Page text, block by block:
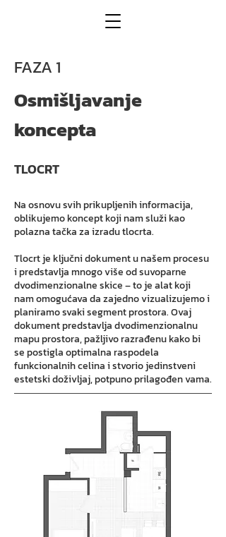
FAZA 1
Osmišljavanje
koncepta
TLOCRT
Na osnovu svih prikupljenih informacija,
oblikujemo koncept koji nam služi kao
polazna tačka za izradu tlocrta.
Tlocrt je ključni dokument u našem procesu
i predstavlja mnogo više od suvoparne
dvodimenzionalne skice – to je alat koji
nam omogućava da zajedno vizualizujemo i
planiramo svaki segment prostora. Ovaj
dokument predstavlja dvodimenzionalnu
mapu prostora, pažljivo razrađenu kako bi
se postigla optimalna raspodela
funkcionalnih celina i stvorio jedinstveni
estetski doživljaj, potpuno prilagođen vama.